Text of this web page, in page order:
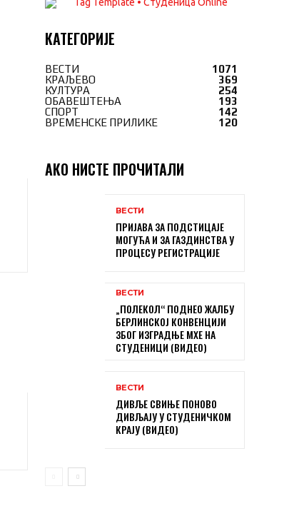
КАТЕГОРИЈЕ
ВЕСТИ
1071
КРАЉЕВО
369
КУЛТУРА
254
ОБАВЕШТЕЊА
193
СПОРТ
142
ВРЕМЕНСКЕ ПРИЛИКЕ
120
АКО НИСТЕ ПРОЧИТАЛИ
ВЕСТИ
ПРИЈАВА ЗА ПОДСТИЦАЈЕ
МОГУЋА И ЗА ГАЗДИНСТВА У
ПРОЦЕСУ РЕГИСТРАЦИЈЕ
ВЕСТИ
„ПОЛЕКОЛ“ ПОДНЕО ЖАЛБУ
БЕРЛИНСКОЈ КОНВЕНЦИЈИ
ЗБОГ ИЗГРАДЊЕ МХЕ НА
СТУДЕНИЦИ (ВИДЕО)
ВЕСТИ
ДИВЉЕ СВИЊЕ ПОНОВО
ДИВЉАЈУ У СТУДЕНИЧКОМ
КРАЈУ (ВИДЕО)